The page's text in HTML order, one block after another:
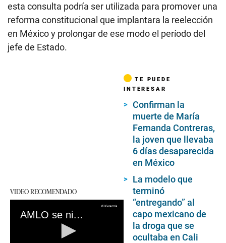
esta consulta podría ser utilizada para promover una
reforma constitucional que implantara la reelección
en México y prolongar de ese modo el período del
jefe de Estado.
VIDEO RECOMENDADO
AMLO se niega a usar cubrebocas porque “ya no contagia”
TE PUEDE
INTERESAR
Confirman la
muerte de María
Fernanda Contreras,
la joven que llevaba
6 días desaparecida
en México
La modelo que
terminó
“entregando” al
capo mexicano de
la droga que se
ocultaba en Cali